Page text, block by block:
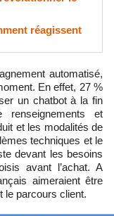
réagissent
En effet, 27 %
un chatbotà la fin
et
et les modalités de
techniques et le
devant les besoins
avant l’achat. A
aimeraient être
le parcours client.